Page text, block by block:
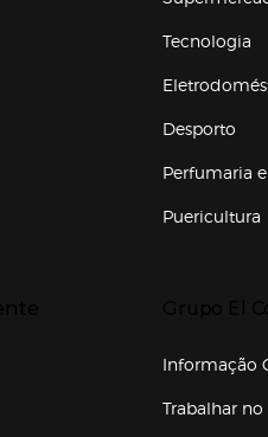
Tecnologia
Desporto
Perfumaria
Puericultura
Informação
Trabalhar
Enlaces de